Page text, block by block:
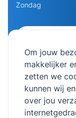
Om jouw
makkelijker
zetten we
kunnen wij
over jou
Zondag